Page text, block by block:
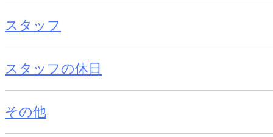
スタッフ
スタッフの休日
その他